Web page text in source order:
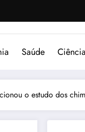
Saúde Ciência
o estudo dos